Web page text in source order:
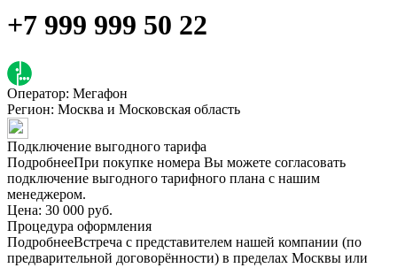
+7 999 999 50 22
Оператор: Мегафон
Регион: Москва и Московская область
Подключение выгодного тарифа
ПодробнееПри покупке номера Вы можете согласовать
подключение выгодного тарифного плана с нашим
менеджером.
Цена: 30 000 руб.
Процедура оформления
ПодробнееВстреча с представителем нашей компании (по
предварительной договорённости) в пределах Москвы или